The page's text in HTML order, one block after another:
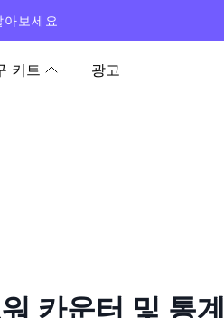
보세요
키트 광고
카운터 및 통계